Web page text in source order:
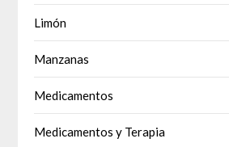
Limón
Manzanas
Medicamentos
Medicamentos y Terapia